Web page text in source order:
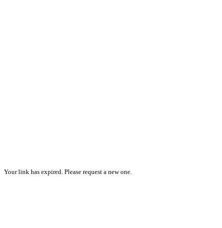
Your link has expired. Please request a new one.